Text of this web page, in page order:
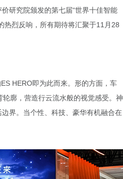
研究院颁发的第七届“世界十佳智能
热烈反响，所有期待将汇聚于11月28
HERO即为此而来。形的方面，车
廓，营造行云流水般的视觉感受。神
界。当个性、科技、豪华有机融合在